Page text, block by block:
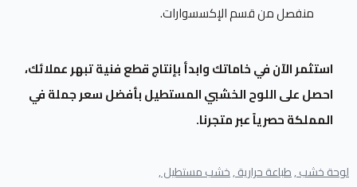
منفصل من قسم الإكسسوارات.
استثمر الآن في خاماتك وابدأ بإنتاج قطع فنية تبهر عملائك،
احصل على اللوح الخشبي المستطيل بأفضل سعر جملة في
المملكة حصرياً عبر متجرنا.
لوحة خشب ,طباعة حرارية ,خشب مستطيل ,